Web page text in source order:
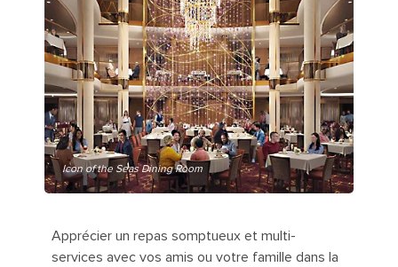
Icon of the Seas Dining Room
Apprécier un repas somptueux et multi-
services avec vos amis ou votre famille dans la